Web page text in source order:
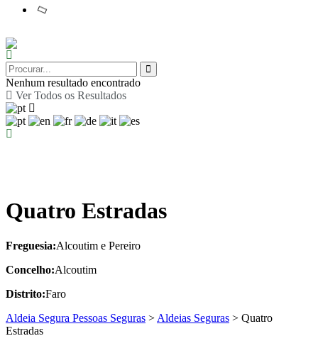
Nenhum resultado encontrado
Ver Todos os Resultados
Quatro Estradas
Freguesia:Alcoutim e Pereiro
Concelho:Alcoutim
Distrito:Faro
Aldeia Segura Pessoas Seguras > Aldeias Seguras > Quatro
Estradas